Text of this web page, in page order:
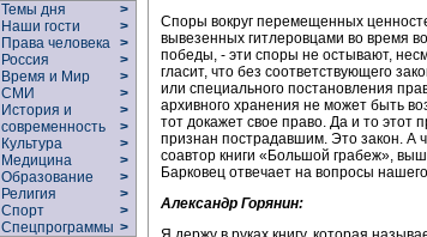
Темы дня
>
Наши гости
>
Права человека >
Россия
>
Время и Мир
>
СМИ
>
История и
современность
>
>
Культура
>
Медицина
>
Образование
>
Религия
>
Спорт
>
Спецпрограммы >
Споры вокруг перемещенных
вывезенных гитлеровцами во время
победы, - эти споры не остывают,
гласит, что без соответствующего
или специального постановления
архивного хранения не может быть
тот докажет свое право. Да и то
признан пострадавшим. Это закон. А
соавтор книги «Большой грабеж»,
Барковец отвечает на вопросы
Александр Горянин: